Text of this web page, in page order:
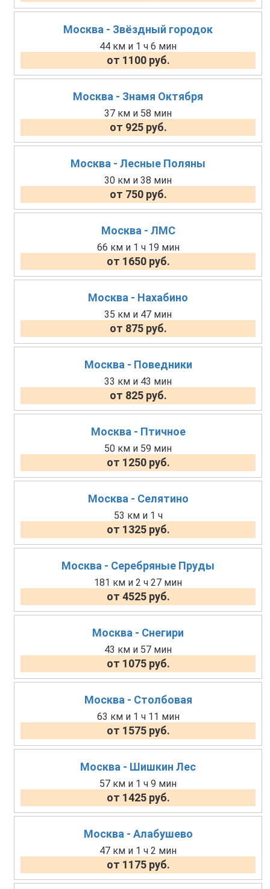
Москва - Звёздный городок
44 км и 1 ч 6 мин
от 1100 руб.
Москва - Знамя Октября
37 км и 58 мин
от 925 руб.
Москва - Лесные Поляны
30 км и 38 мин
от 750 руб.
Москва - ЛМС
66 км и 1 ч 19 мин
от 1650 руб.
Москва - Нахабино
35 км и 47 мин
от 875 руб.
Москва - Поведники
33 км и 43 мин
от 825 руб.
Москва - Птичное
50 км и 59 мин
от 1250 руб.
Москва - Селятино
53 км и 1 ч
от 1325 руб.
Москва - Серебряные Пруды
181 км и 2 ч 27 мин
от 4525 руб.
Москва - Снегири
43 км и 57 мин
от 1075 руб.
Москва - Столбовая
63 км и 1 ч 11 мин
от 1575 руб.
Москва - Шишкин Лес
57 км и 1 ч 9 мин
от 1425 руб.
Москва - Алабушево
47 км и 1 ч 2 мин
от 1175 руб.